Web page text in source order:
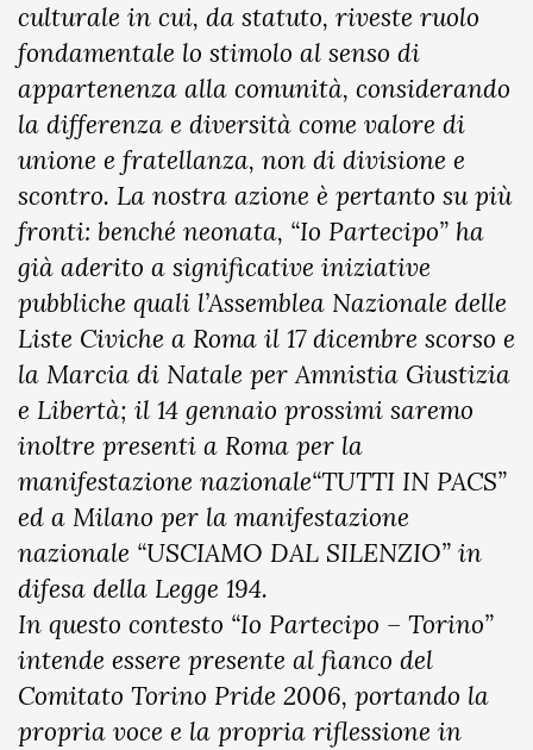
culturale in cui, da statuto, riveste ruolo
fondamentale lo stimolo al senso di
appartenenza alla comunità, considerando
la differenza e diversità come valore di
unione e fratellanza, non di divisione e
scontro. La nostra azione è pertanto su più
fronti: benché neonata, “Io Partecipo” ha
già aderito a significative iniziative
pubbliche quali l’Assemblea Nazionale delle
Liste Civiche a Roma il 17 dicembre scorso e
la Marcia di Natale per Amnistia Giustizia
e Libertà; il 14 gennaio prossimi saremo
inoltre presenti a Roma per la
manifestazione nazionale“TUTTI IN PACS”
ed a Milano per la manifestazione
nazionale “USCIAMO DAL SILENZIO” in
difesa della Legge 194.
In questo contesto “Io Partecipo – Torino”
intende essere presente al fianco del
Comitato Torino Pride 2006, portando la
propria voce e la propria riflessione in